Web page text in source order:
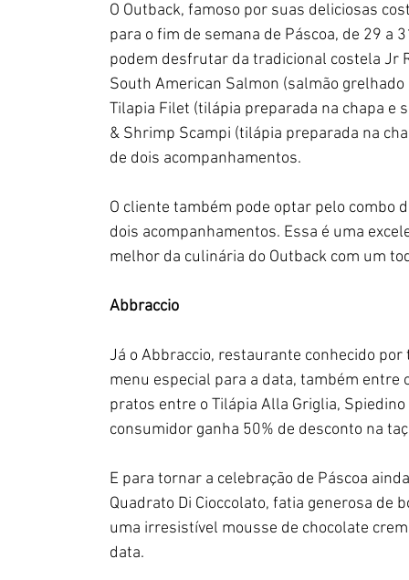
O Outback, famoso por suas deliciosas
para o fim de semana de Páscoa, de 29 a
podem desfrutar da tradicional costela Jr
South American Salmon (salmão
Tilapia Filet (tilápia preparada na chapa e
& Shrimp Scampi (tilápia preparada na
de dois acompanhamentos.
O cliente também pode optar pelo combo
dois acompanhamentos. Essa é uma
melhor da culinária do Outback com um
Abbraccio
Já o Abbraccio, restaurante conhecido
menu especial para a data, também
pratos entre o Tilápia Alla Griglia,
consumidor ganha 50% de desconto na
E para tornar a celebração de Páscoa
Quadrato Di Cioccolato, fatia generosa de
uma irresistível mousse de chocolate
data.